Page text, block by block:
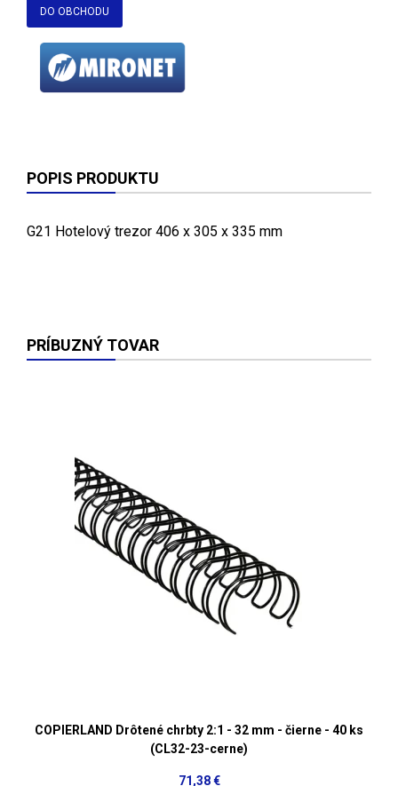
DO OBCHODU
POPIS PRODUKTU
G21 Hotelový trezor 406 x 305 x 335 mm
PRÍBUZNÝ TOVAR
COPIERLAND Drôtené chrbty 2:1 - 32 mm - čierne - 40 ks
(CL32-23-cerne)
71,38 €